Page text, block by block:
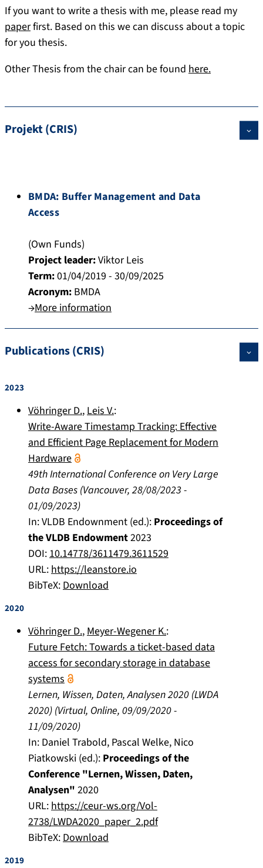
If you want to write a thesis with me, please read my
paperfirst. Based on this we can discuss about a topic
for you thesis.
Other Thesis from the chair can be found here.
Projekt (CRIS)
BMDA: Buffer Management and Data
Access
(Own Funds)
Project leader:Viktor Leis
Term:01/04/2019 - 30/09/2025
Acronym: BMDA
→More information
Publications (CRIS)
2023
Vöhringer D.,Leis V.:
Write-Aware Timestamp Tracking: Effective
and Efficient Page Replacement for Modern
Hardware
49th International Conference on Very Large
Data Bases (Vancouver,28/08/2023-
01/09/2023)
In:VLDB Endownment (ed.): Proceedings of
the VLDB Endowment2023
DOI:10.14778/3611479.3611529
URL:https://leanstore.io
BibTeX:Download
2020
Vöhringer D.,Meyer-Wegener K.:
Future Fetch: Towards a ticket-based data
access for secondary storage in database
systems
Lernen, Wissen, Daten, Analysen 2020 (LWDA
2020) (Virtual, Online, 09/09/2020-
11/09/2020)
In: Daniel Trabold, Pascal Welke, Nico
Piatkowski (ed.): Proceedings of the
Conference "Lernen, Wissen, Daten,
Analysen" 2020
URL:https://ceur-ws.org/Vol-
2738/LWDA2020_paper_2.pdf
BibTeX:Download
2019